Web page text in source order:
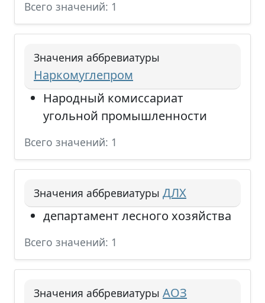
Всего значений: 1
Значения аббревиатуры
Наркомуглепром
Народный комиссариат
угольной промышленности
Всего значений: 1
Значения аббревиатуры ДЛХ
департамент лесного хозяйства
Всего значений: 1
Значения аббревиатуры АОЗ